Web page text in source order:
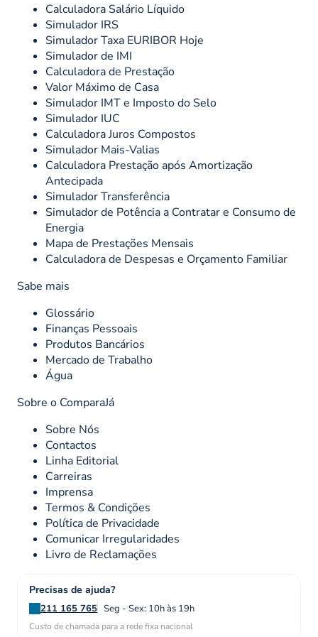
Calculadora Salário Líquido
Simulador IRS
Simulador Taxa EURIBOR Hoje
Simulador de IMI
Calculadora de Prestação
Valor Máximo de Casa
Simulador IMT e Imposto do Selo
Simulador IUC
Calculadora Juros Compostos
Simulador Mais-Valias
Calculadora Prestação após Amortização
Antecipada
Simulador Transferência
Simulador de Potência a Contratar e Consumo de
Energia
Mapa de Prestações Mensais
Calculadora de Despesas e Orçamento Familiar
Sabe mais
Glossário
Finanças Pessoais
Produtos Bancários
Mercado de Trabalho
Água
Sobre o ComparaJá
Sobre Nós
Contactos
Linha Editorial
Carreiras
Imprensa
Termos & Condições
Política de Privacidade
Comunicar Irregularidades
Livro de Reclamações
Precisas de ajuda?
211 165 765 Seg - Sex: 10h às 19h
Custo de chamada para a rede fixa nacional